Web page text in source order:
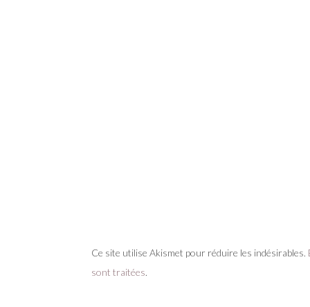
Ce site utilise Akismet pour réduire les indésirables.
sont traitées.